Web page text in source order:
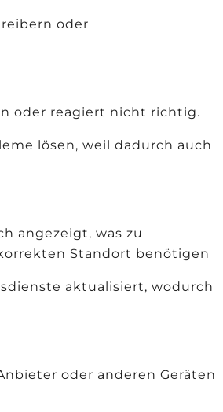
oder
oder reagiert nicht richtig.
lösen, weil dadurch auch
angezeigt, was zu
Standort benötigen
aktualisiert, wodurch
oder anderen Geräten